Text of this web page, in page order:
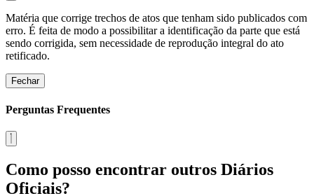
Matéria que corrige trechos de atos que tenham sido publicados com
erro. É feita de modo a possibilitar a identificação da parte que está
sendo corrigida, sem necessidade de reprodução integral do ato
retificado.
Fechar
Perguntas Frequentes
Como posso encontrar outros Diários
Oficiais?